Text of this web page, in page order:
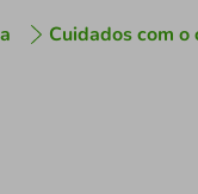
Cuidados com o